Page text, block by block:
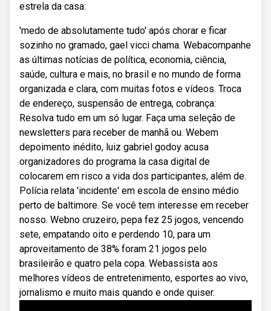
estrela da casa:
'medo de absolutamente tudo' após chorar e ficar
sozinho no gramado, gael vicci chama. Webacompanhe
as últimas notícias de política, economia, ciência,
saúde, cultura e mais, no brasil e no mundo de forma
organizada e clara, com muitas fotos e vídeos. Troca
de endereço, suspensão de entrega, cobrança:
Resolva tudo em um só lugar. Faça uma seleção de
newsletters para receber de manhã ou. Webem
depoimento inédito, luiz gabriel godoy acusa
organizadores do programa la casa digital de
colocarem em risco a vida dos participantes, além de.
Polícia relata 'incidente' em escola de ensino médio
perto de baltimore. Se você tem interesse em receber
nosso. Webno cruzeiro, pepa fez 25 jogos, vencendo
sete, empatando oito e perdendo 10, para um
aproveitamento de 38% foram 21 jogos pelo
brasileirão e quatro pela copa. Webassista aos
melhores vídeos de entretenimento, esportes ao vivo,
jornalismo e muito mais quando e onde quiser.